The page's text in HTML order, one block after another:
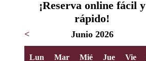
¡Reserva online fácil y
rápido!
< Junio 2026
Lun Mar Mié Jue Vie